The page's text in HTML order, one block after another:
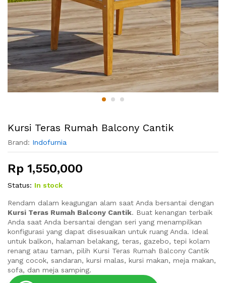
Kursi Teras Rumah Balcony Cantik
Brand: Indofurnia
Rp 1,550,000
Status: In stock
Rendam dalam keagungan alam saat Anda bersantai dengan
Kursi Teras Rumah Balcony Cantik. Buat kenangan terbaik
Anda saat Anda bersantai dengan seri yang menampilkan
konfigurasi yang dapat disesuaikan untuk ruang Anda. Ideal
untuk balkon, halaman belakang, teras, gazebo, tepi kolam
renang atau taman, pilih Kursi Teras Rumah Balcony Cantik
yang cocok, sandaran, kursi malas, kursi makan, meja makan,
sofa, dan meja samping.